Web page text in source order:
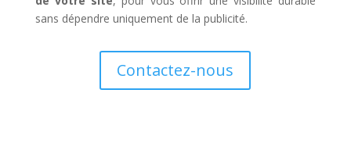
sans dépendre uniquement de la publicité.
Contactez-nous